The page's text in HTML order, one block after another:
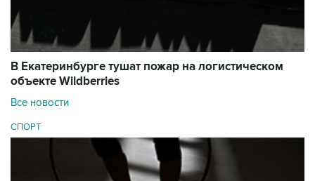
В Екатеринбурге тушат пожар на логистическом
объекте Wildberries
Все новости
СПОРТ